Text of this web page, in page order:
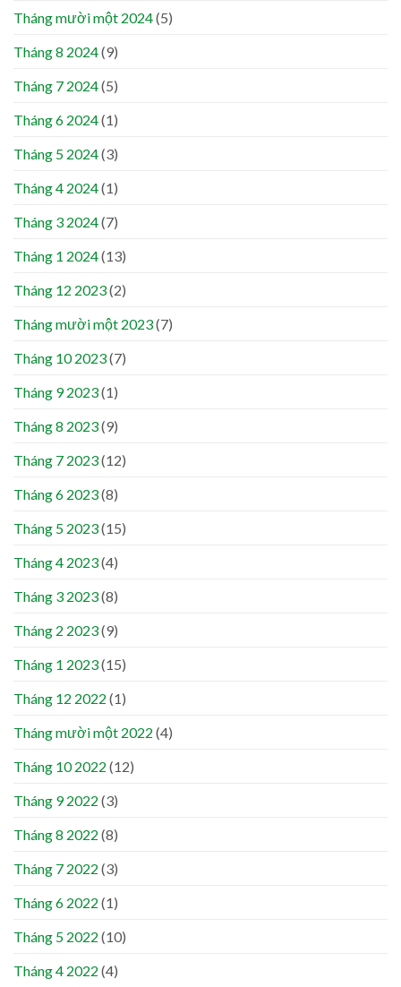
Tháng mười một 2024(5)
Tháng 8 2024(9)
Tháng 7 2024(5)
Tháng 6 2024(1)
Tháng 5 2024(3)
Tháng 4 2024(1)
Tháng 3 2024(7)
Tháng 1 2024(13)
Tháng 12 2023(2)
Tháng mười một 2023(7)
Tháng 10 2023(7)
Tháng 9 2023(1)
Tháng 8 2023(9)
Tháng 7 2023(12)
Tháng 6 2023(8)
Tháng 5 2023(15)
Tháng 4 2023(4)
Tháng 3 2023(8)
Tháng 2 2023(9)
Tháng 1 2023(15)
Tháng 12 2022 (1)
Tháng mười một 2022 (4)
Tháng 10 2022 (12)
Tháng 9 2022 (3)
Tháng 8 2022 (8)
Tháng 7 2022 (3)
Tháng 6 2022 (1)
Tháng 5 2022 (10)
Tháng 4 2022 (4)